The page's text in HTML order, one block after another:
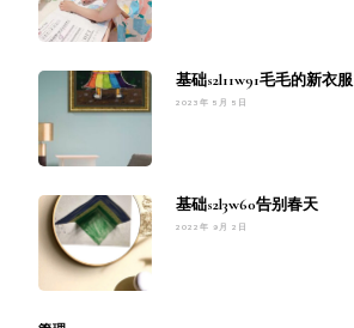
基础s2l11w91毛毛的新衣服
2023年 5月 5日
基础s2l3w60告别春天
2022年 9月 2日